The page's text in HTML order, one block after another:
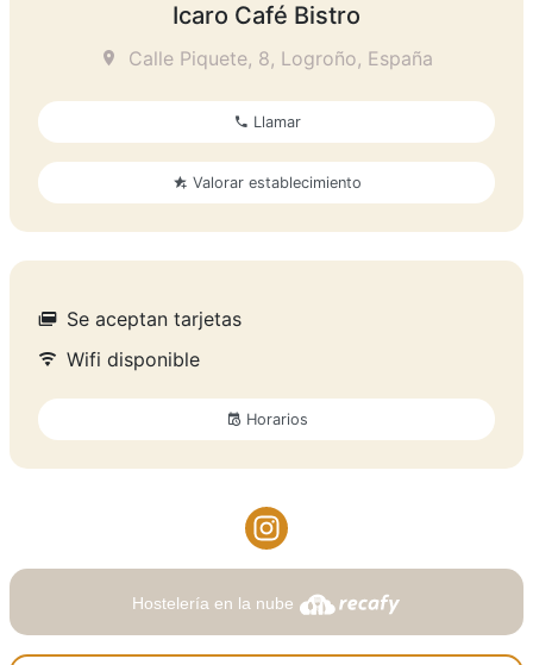
Icaro Café Bistro
Calle Piquete, 8, Logroño, España
Llamar
Valorar establecimiento
Se aceptan tarjetas
Wifi disponible
Horarios
Hostelería en la nube